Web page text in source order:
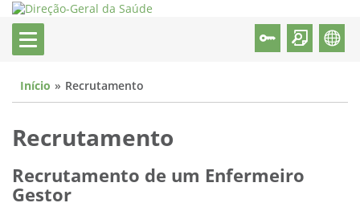
Início Recrutamento
Recrutamento
Recrutamento de um Enfermeiro
Gestor